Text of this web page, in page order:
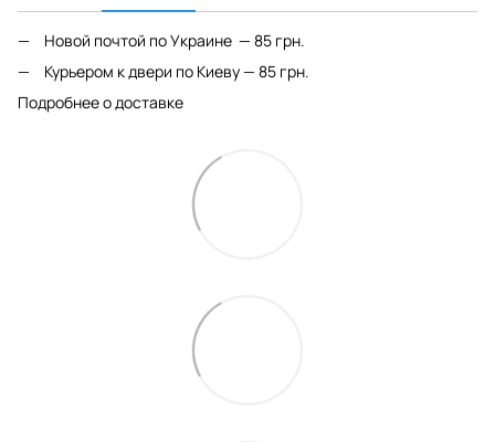
Новой почтой по Украине — 85 грн.
Курьером к двери по Киеву — 85 грн.
Подробнее о доставке